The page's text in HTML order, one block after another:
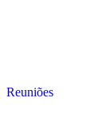
Reuniões